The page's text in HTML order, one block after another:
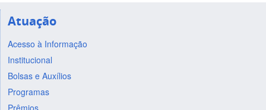
Atuação
Acesso à Informação
Institucional
Bolsas e Auxílios
Programas
Prêmios